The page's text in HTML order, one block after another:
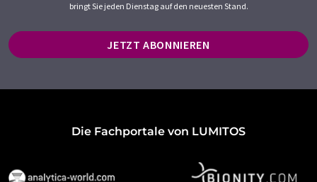
bringt Sie jeden Dienstag auf den neuesten Stand.
JETZT ABONNIEREN
Die Fachportale von LUMITOS